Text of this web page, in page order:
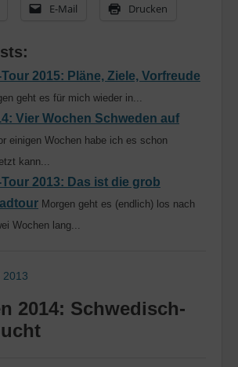
E-Mail Drucken
2015: Pläne, Ziele, Vorfreude
geht es für mich wieder in...
Vier Wochen Schweden auf
einigen Wochen habe ich es schon
kann...
2013: Das ist die grob
Morgen geht es (endlich) los nach
Wochen lang...
2013
2014: Schwedisch-